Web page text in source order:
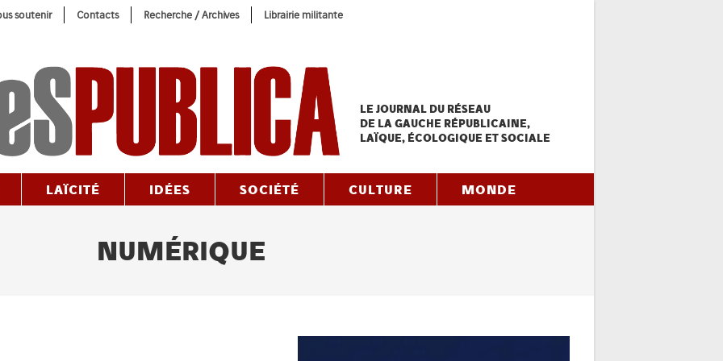
soutenir Contacts Recherche / Archives Librairie militante
LE JOURNAL DU RÉSEAU
DE LA GAUCHE RÉPUBLICAINE,
LAÏQUE, ÉCOLOGIQUE ET SOCIALE
LAÏCITÉ IDÉES SOCIÉTÉ CULTURE MONDE
NUMÉRIQUE